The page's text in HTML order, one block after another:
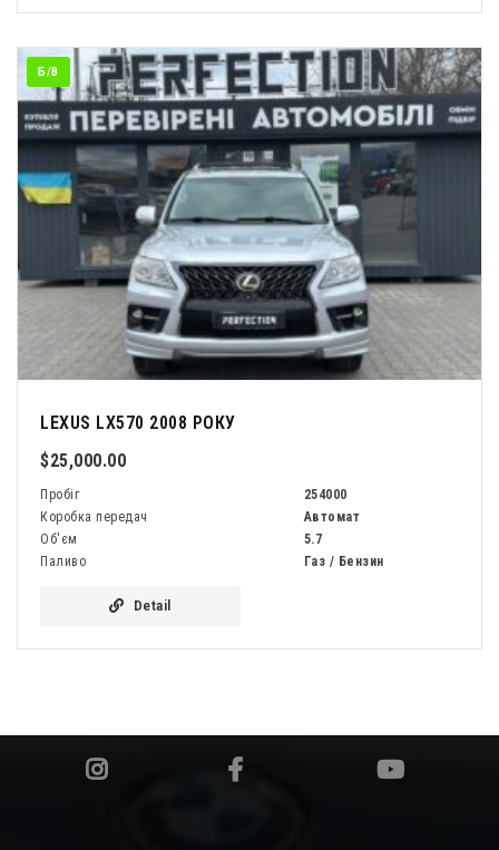
Б/В
LEXUS LX570 2008 РОКУ
$25,000.00
Пробіг
254000
Коробка передач
Автомат
Об'єм
5.7
Паливо
Газ / Бензин
Detail